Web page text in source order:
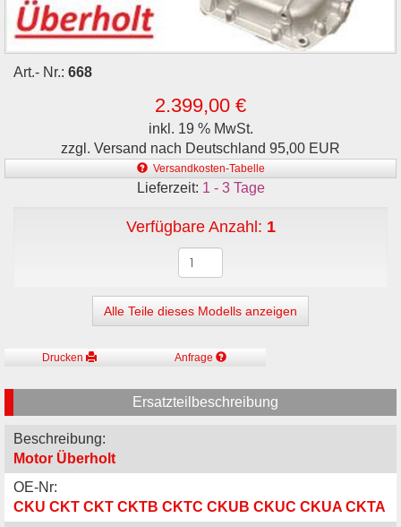
Art.- Nr.: 668
2.399,00 €
inkl. 19 % MwSt.
zzgl. Versand nach Deutschland 95,00 EUR
Versandkosten-Tabelle
Lieferzeit: 1 - 3 Tage
Verfügbare Anzahl: 1
Alle Teile dieses Modells anzeigen
Drucken Anfrage
Ersatzteilbeschreibung
Beschreibung:
Motor Überholt
OE-Nr:
CKU CKT CKT CKTB CKTC CKUB CKUC CKUA CKTA